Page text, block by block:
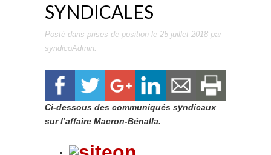
SYNDICALES
Posté dans prises de position le 25 juillet 2018 par
syndicoAdmin.
Ci-dessous des communiqués syndicaux
sur l’affaire Macron-Bénalla.